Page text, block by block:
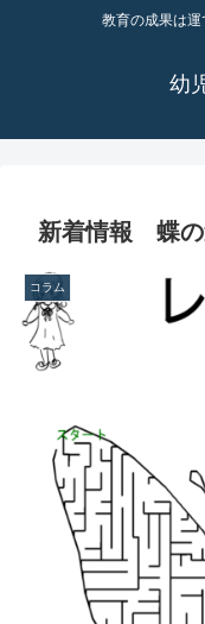
教育の成果は運
幼
新着情報 蝶の
コラム